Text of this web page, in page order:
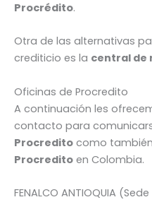
Procrédito.
Otra de las alternativas
crediticio es la central de
Oficinas de Procredito
A continuación les
contacto para
Procredito como
Procredito en Colombia.
FENALCO ANTIOQUIA